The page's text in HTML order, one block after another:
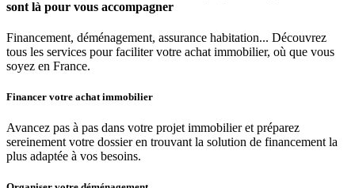
sont là pour vous accompagner
Financement, déménagement, assurance habitation... Découvrez
tous les services pour faciliter votre achat immobilier, où que vous
soyez en France.
Financer votre achat immobilier
Avancez pas à pas dans votre projet immobilier et préparez
sereinement votre dossier en trouvant la solution de financement la
plus adaptée à vos besoins.